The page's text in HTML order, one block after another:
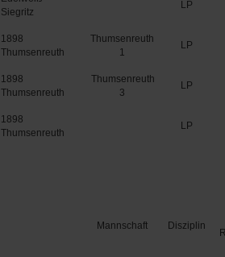
Siegritz
LP
1898
Thumsenreuth
Thumsenreuth
1
LP
1898
Thumsenreuth
Thumsenreuth
3
LP
1898
Thumsenreuth
LP
Mannschaft Disziplin